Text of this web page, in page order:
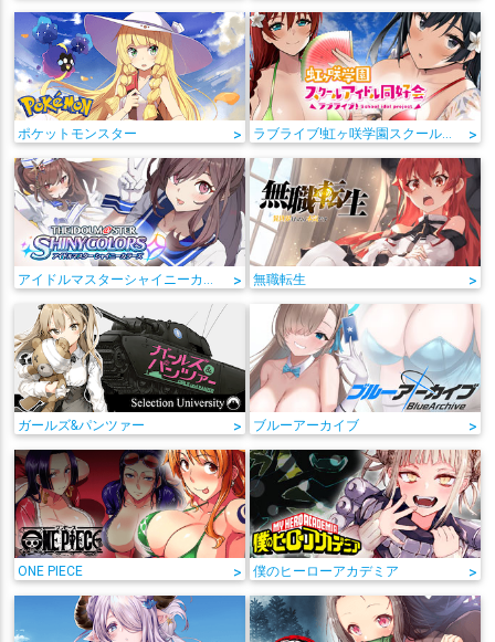
ポケットモンスター > >
> 無職転生 >
ガールズ&パンツァー > ブルーアーカイブ >
ONE PIECE > 僕のヒーローアカデミア >